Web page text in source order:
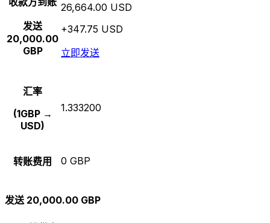
发送
20,000.00
GBP
26,664.00 USD
+347.75 USD
立即发送
汇率
(1GBP →
USD)
1.333200
转账费用 0 GBP
发送 20,000.00 GBP